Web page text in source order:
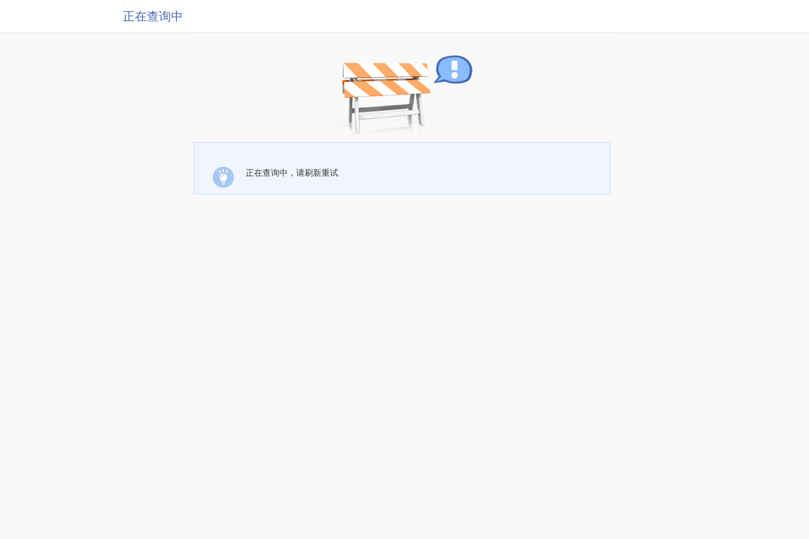
正在查询中
正在查询中，请刷新重试